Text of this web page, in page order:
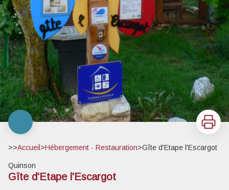
Imprimer
>>Accueil >Hébergement - Restauration>Gîte d'Etape l'Escargot
Quinson
Gîte d'Etape l'Escargot